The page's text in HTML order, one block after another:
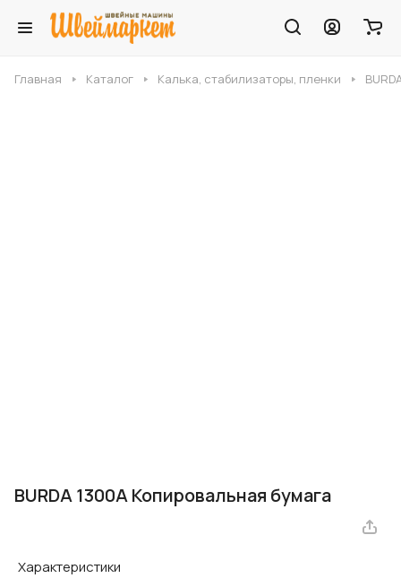
Главная Каталог Калька, стабилизаторы, пленки
BURDA 1300A Копировальная бумага
Характеристики